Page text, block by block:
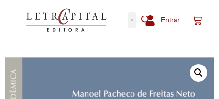
Entrar